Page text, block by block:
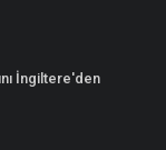
İngiltere'den